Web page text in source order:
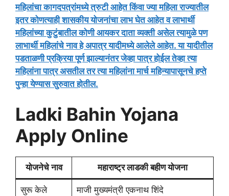
महिलांचा कागदपत्रांमध्ये त्रुटी आहेत किंवा ज्या महिला राज्यातील
इतर कोणत्याही शासकीय योजनांचा लाभ घेत आहेत व लाभार्थी
महिलांच्या कुटुंबातील कोणी आयकर दाता व्यक्ती असेल त्यामुळे पण
लाभार्थी महिलांचे नाव हे अपात्र यादीमध्ये आलेले आहेत. या यादीतील
पडताळणी प्रक्रिया पूर्ण झाल्यानंतर जेव्हा पात्र होईल तेव्हा त्या
महिलांना पात्र असतील तर त्या महिलांना मार्च महिन्यापासूनचे हप्ते
पुन्हा येण्यास सुरुवात होतील.
Ladki Bahin Yojana
Apply Online
योजनेचे नाव महाराष्ट्र लाडकी बहीण योजना
सुरू केले माजी मुख्यमंत्री एकनाथ शिंदे